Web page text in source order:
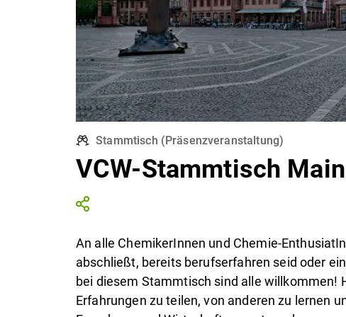
Stammtisch (Präsenzveranstaltung)
VCW-Stammtisch
An alle ChemikerInnen und Chemie-
abschließt, bereits berufserfahren seid oder
bei diesem Stammtisch sind alle willkommen!
Erfahrungen zu teilen, von anderen zu lernen